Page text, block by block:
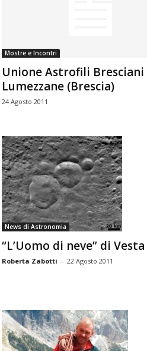
Mostre e Incontri
Unione Astrofili Bresciani
Lumezzane (Brescia)
24 Agosto 2011
News di Astronomia
“L’Uomo di neve” di Vesta
Roberta Zabotti - 22 Agosto 2011